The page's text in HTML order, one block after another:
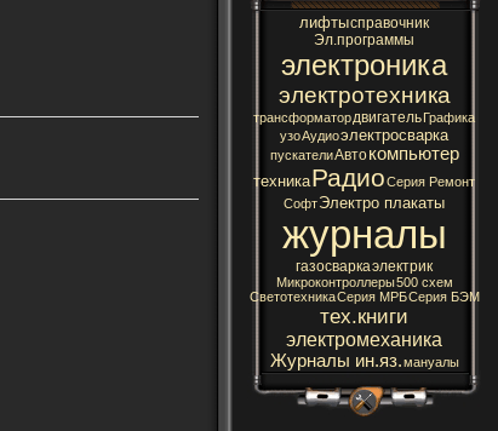
лифтысправочник
Эл.программы
электроника
электротехника
трансформатордвигательГрафика
узоАудиоэлектросварка
пускателиАвтокомпьютер
техникаРадиоСерия Ремонт
СофтЭлектро плакаты
журналы
газосваркаэлектрик
Микроконтроллеры500 схем
СветотехникаСерия МРБСерия БЭМ
тех.книги
электромеханика
Журналы ин.яз.мануалы